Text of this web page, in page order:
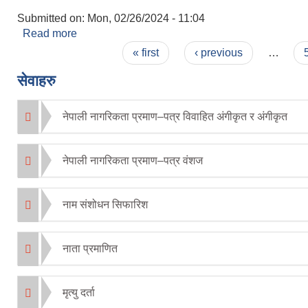
Submitted on: Mon, 02/26/2024 - 11:04
Read more
« first ‹ previous …
सेवाहरु
नेपाली नागरिकता प्रमाण–पत्र विवाहित अंगीकृत र अंगीकृत
नेपाली नागरिकता प्रमाण–पत्र वंशज
नाम संशोधन सिफारिश
नाता प्रमाणित
मृत्यु दर्ता